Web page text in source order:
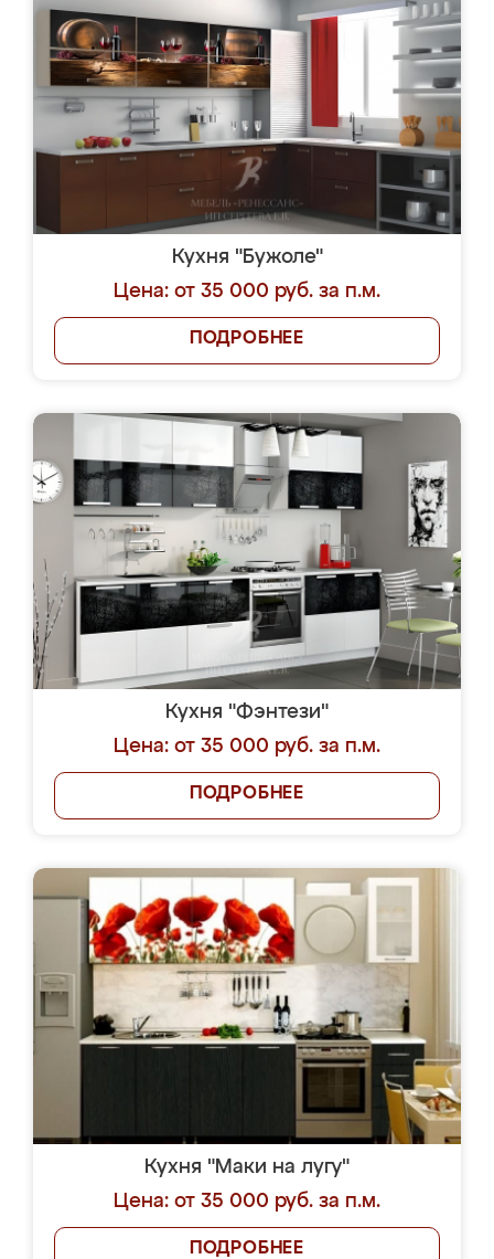
Кухня "Бужоле"
Цена: от 35 000 руб. за п.м.
ПОДРОБНЕЕ
Кухня "Фэнтези"
Цена: от 35 000 руб. за п.м.
ПОДРОБНЕЕ
Кухня "Маки на лугу"
Цена: от 35 000 руб. за п.м.
ПОДРОБНЕЕ